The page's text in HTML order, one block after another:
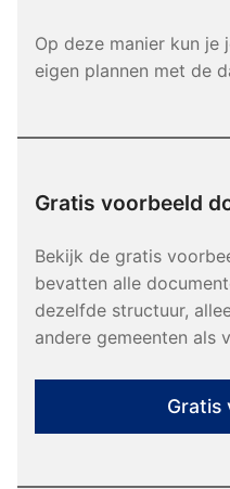
Op deze manier kun
eigen plannen met de
Gratis voorbeeld
Bekijk de gratis
bevatten alle
dezelfde structuur,
andere gemeenten als
Gratis